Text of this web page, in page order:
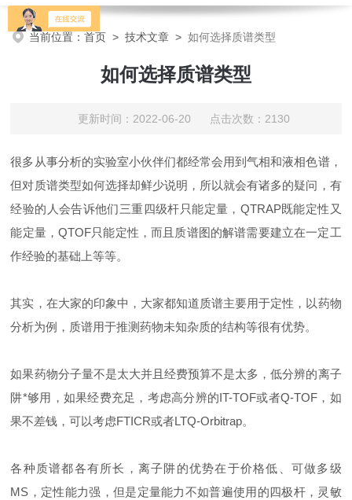
当前位置：首页 >技术文章 >如何选择质谱类型
如何选择质谱类型
更新时间：2022-06-20 点击次数：2130
很多从事分析的实验室小伙伴们都经常会用到气相和液相色谱，
但对质谱类型如何选择却鲜少说明，所以就会有诸多的疑问，有
经验的人会告诉他们三重四级杆只能定量，QTRAP既能定性又
能定量，QTOF只能定性，而且质谱图的解谱需要建立在一定工
作经验的基础上等等。
其实，在大家的印象中，大家都知道质谱主要用于定性，以药物
分析为例，质谱用于推测药物未知杂质的结构等很有优势。
如果药物分子量不是太大并且经费预算不是太多，低分辨的离子
阱*够用，如果经费充足，考虑高分辨的IT-TOF或者Q-TOF，如
果不差钱，可以考虑FTICR或者LTQ-Orbitrap。
各种质谱都各有所长，离子阱的优势在于价格低、可做多级
MS，定性能力强，但是定量能力不如普遍使用的四极杆，灵敏